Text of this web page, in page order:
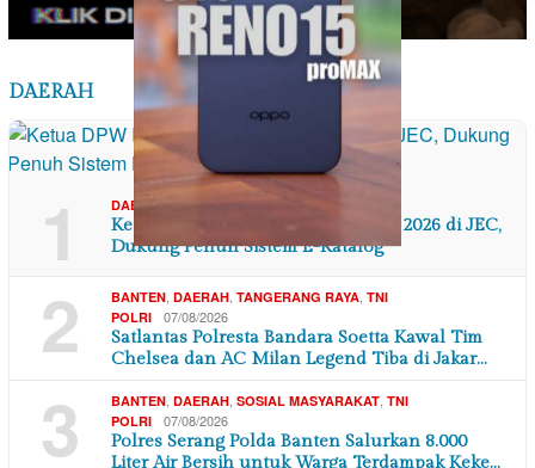
DAERAH
1 DAERAH,DI YOGYAKARTA
Ketua DPW IWOI DIY Hadiri GPFE 2026 di JEC,
Dukung Penuh Sistem E-Katalog
2 BANTEN DAERAH TANGERANG RAYA TNI
POLRI
07/08/2026
Satlantas Polresta Bandara Soetta Kawal Tim
Chelsea dan AC Milan Legend Tiba di Jakar…
3 BANTEN DAERAH SOSIAL MASYARAKAT TNI
POLRI
07/08/2026
Polres Serang Polda Banten Salurkan 8.000
Liter Air Bersih untuk Warga Terdampak Keke…